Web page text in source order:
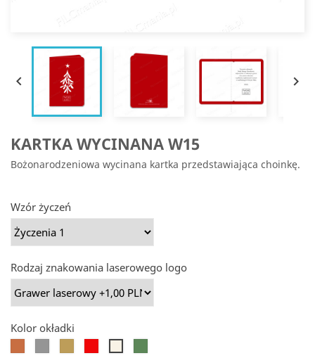
 
KARTKA WYCINANA W15
Bożonarodzeniowa wycinana kartka przedstawiająca choinkę.
Wzór życzeń
Rodzaj znakowania laserowego logo
Kolor okładki